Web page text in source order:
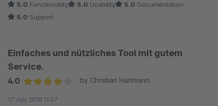
5.0 Functionality 5.0 Usability 5.0 Documentation
5.0 Support
Einfaches und nützliches Tool mit gutem
Service.
4.0
by Christian Hartmann
17 July 2018 11:07